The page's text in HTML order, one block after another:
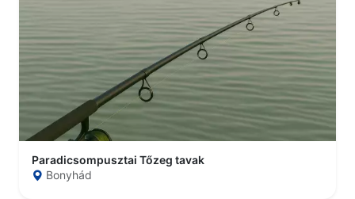
Paradicsompusztai Tőzeg tavak
Bonyhád